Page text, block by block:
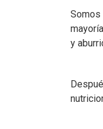
Somos
y